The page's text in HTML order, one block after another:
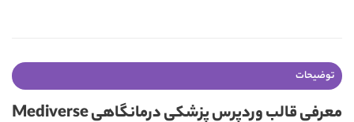
توضیحات
معرفی قالب وردپرس پزشکی درمانگاهی Mediverse